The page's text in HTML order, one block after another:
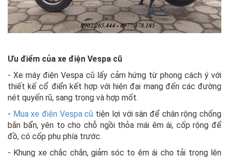
Ưu điểm của xe điện Vespa cũ
- Xe máy điện Vespa cũ lấy cảm hứng từ phong cách ý với
thiết kế cổ điển kết hợp với hiện đại mang đến các đường
nét quyến rũ, sang trọng và hợp mốt.
- Mua xe điện Vespa cũ tiện lợi với sàn để chân rộng chống
bắn bẩn, yên to cho chỗ ngồi thỏa mái êm ái, cốp rộng để
đồ, có cốp phụ phía trước.
- Khung xe chắc chắn, giảm sóc to êm ái cho tải trọng lên